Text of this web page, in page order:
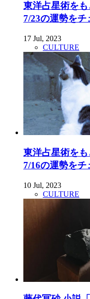
東洋占星術を
7/23の運勢をチ
17 Jul, 2023
CULTURE
東洋占星術を
7/16の運勢をチ
10 Jul, 2023
CULTURE